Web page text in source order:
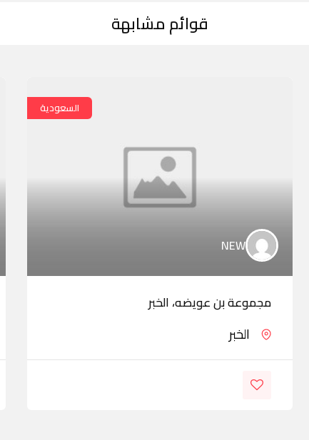
قوائم مشابهة
السعودية
NEW
مجموعة بن عويضه، الخبر
الخبر